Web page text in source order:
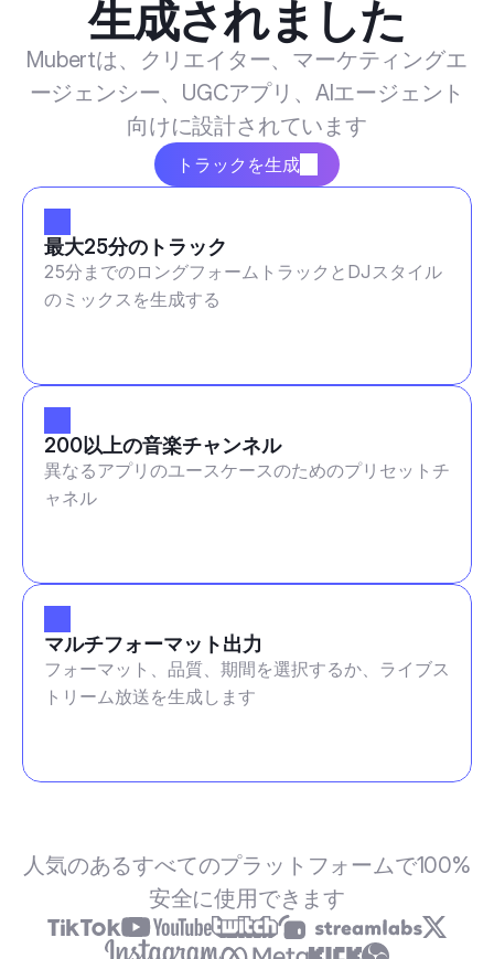
生成されました
Mubertは、クリエイター、マーケティングエ
ージェンシー、UGCアプリ、AIエージェント
向けに設計されています
トラックを生成
最大25分のトラック
25分までのロングフォームトラックとDJスタイル
のミックスを生成する
200以上の音楽チャンネル
異なるアプリのユースケースのためのプリセットチ
ャネル
マルチフォーマット出力
フォーマット、品質、期間を選択するか、ライブス
トリーム放送を生成します
人気のあるすべてのプラットフォームで100%
安全に使用できます